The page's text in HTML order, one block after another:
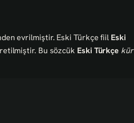
evrilmiştir. Eski Türkçe fiil Eski
Bu sözcük Eski Türkçe kür